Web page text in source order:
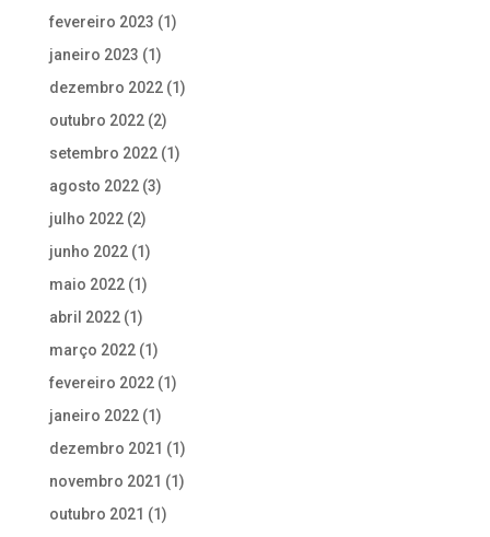
fevereiro 2023 (1)
janeiro 2023 (1)
dezembro 2022(1)
outubro 2022(2)
setembro 2022(1)
agosto 2022(3)
julho 2022(2)
junho 2022(1)
maio 2022(1)
abril 2022(1)
março 2022(1)
fevereiro 2022(1)
janeiro 2022(1)
dezembro 2021 (1)
novembro 2021 (1)
outubro 2021 (1)